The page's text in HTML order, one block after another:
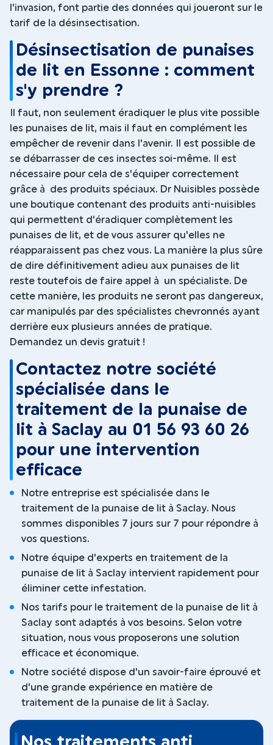
l'invasion, font partie des données qui joueront sur le
tarif de la désinsectisation.
Désinsectisation de punaises
de lit en Essonne : comment
s'y prendre ?
Il faut, non seulement éradiquer le plus vite possible
les punaises de lit, mais il faut en complément les
empêcher de revenir dans l'avenir. Il est possible de
se débarrasser de ces insectes soi-même. Il est
nécessaire pour cela de s'équiper correctement
grâce à des produits spéciaux. Dr Nuisibles possède
une boutique contenant des produits anti-nuisibles
qui permettent d'éradiquer complètement les
punaises de lit, et de vous assurer qu'elles ne
réapparaissent pas chez vous. La manière la plus sûre
de dire définitivement adieu aux punaises de lit
reste toutefois de faire appel à un spécialiste. De
cette manière, les produits ne seront pas dangereux,
car manipulés par des spécialistes chevronnés ayant
derrière eux plusieurs années de pratique.
Demandez un devis gratuit !
Contactez notre société
spécialisée dans le
traitement de la punaise de
lit à Saclay au 01 56 93 60 26
pour une intervention
efficace
Notre entreprise est spécialisée dans le
traitement de la punaise de lit à Saclay. Nous
sommes disponibles 7 jours sur 7 pour répondre à
vos questions.
Notre équipe d'experts en traitement de la
punaise de lit à Saclay intervient rapidement pour
éliminer cette infestation.
Nos tarifs pour le traitement de la punaise de lit à
Saclay sont adaptés à vos besoins. Selon votre
situation, nous vous proposerons une solution
efficace et économique.
Notre société dispose d'un savoir-faire éprouvé et
d'une grande expérience en matière de
traitement de la punaise de lit à Saclay.